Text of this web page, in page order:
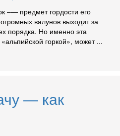
–— предмет гордости его
валунов выходит за
порядка. Но именно эта
горкой», может ...
— как